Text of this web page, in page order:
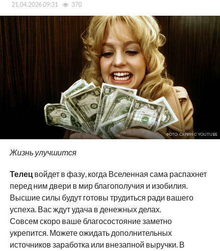
21.04.2026 09:31 370
ФОТО; СКРИН С YOUTUBE
Жизнь улучшится
Телецвойдет в фазу, когда Вселенная сама распахнет
перед ним двери в мир благополучия и изобилия.
Высшие силы будут готовы трудиться ради вашего
успеха. Вас ждут удача в денежных делах.
Совсем скоро ваше благосостояние заметно
укрепится. Можете ожидать дополнительных
источников заработка или внезапной выручки. В